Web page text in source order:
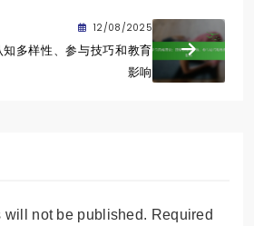
12/08/2025
多样性、参与技巧和教育
影响
will not be published. Required